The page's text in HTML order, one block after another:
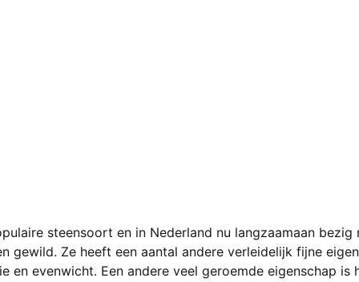
steensoort en in Nederland nu langzaamaan
gewild. Ze heeft een aantal andere verleidelijk fijne
en evenwicht. Een andere veel geroemde eigenschap